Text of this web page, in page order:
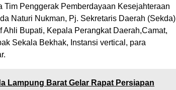
Tim Penggerak Pemberdayaan Kesejahteraan
Naturi Nukman, Pj. Sekretaris Daerah (Sekda)
Ahli Bupati, Kepala Perangkat Daerah,Camat,
Sekala Bekhak, Instansi vertical, para
Lampung Barat Gelar Rapat Persiapan